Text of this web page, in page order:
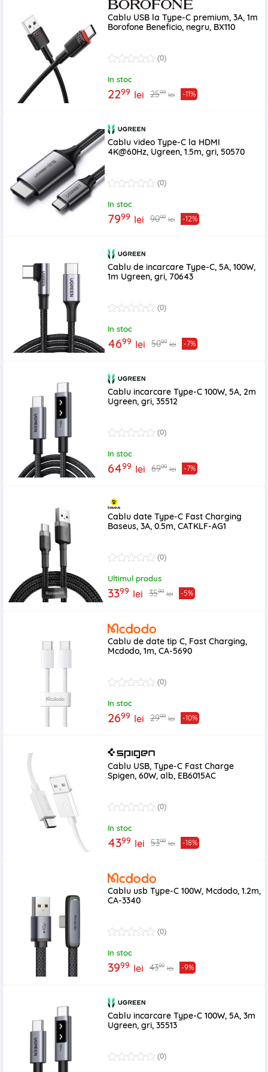
Cablu USB la Type-C premium, 3A, 1m
Borofone Beneficio, negru, BX110
(0)
In stoc
2299 lei 2599 lei -11%
Cablu video Type-C la HDMI
4K@60Hz, Ugreen, 1.5m, gri, 50570
(0)
In stoc
7999 lei 9099 lei -12%
Cablu de incarcare Type-C, 5A, 100W,
1m Ugreen, gri, 70643
(0)
In stoc
4699 lei 5099 lei -7%
Cablu incarcare Type-C 100W, 5A, 2m
Ugreen, gri, 35512
(0)
In stoc
6499 lei 6999 lei -7%
Cablu date Type-C Fast Charging
Baseus, 3A, 0.5m, CATKLF-AG1
(0)
Ultimul produs
3399 lei 3599 lei -5%
Cablu de date tip C, Fast Charging,
Mcdodo, 1m, CA-5690
(0)
In stoc
2699 lei 2999 lei -10%
Cablu USB, Type-C Fast Charge
Spigen, 60W, alb, EB6015AC
(0)
In stoc
4399 lei 5399 lei -18%
Cablu usb Type-C 100W, Mcdodo, 1.2m,
CA-3340
(0)
In stoc
3999 lei 4399 lei -9%
Cablu incarcare Type-C 100W, 5A, 3m
Ugreen, gri, 35513
(0)